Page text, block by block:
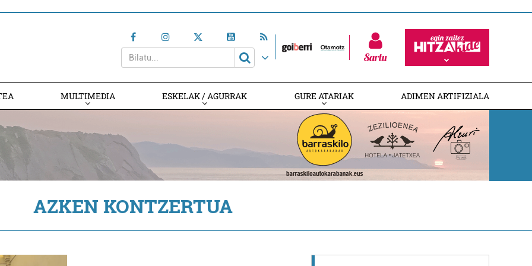
Sartu
MULTIMEDIA ESKELAK / AGURRAK GURE ATARIAK ADIMEN ARTIFIZIALA
AZKEN KONTZERTUA